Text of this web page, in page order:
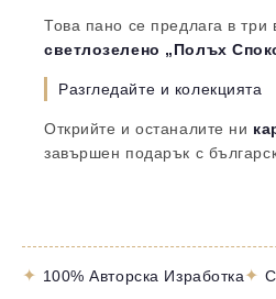
Това пано се предлага в
светлозелено „Полъх
Разгледайте и колекцията
Открийте и останалите ни
завършен подарък с
✦ 100% Авторска Изработка✦